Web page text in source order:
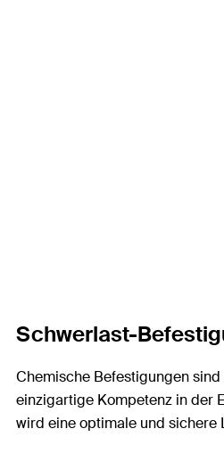
Schwerlast-
Chemische Befestigungen
einzigartige Kompetenz in der
wird eine optimale und sichere